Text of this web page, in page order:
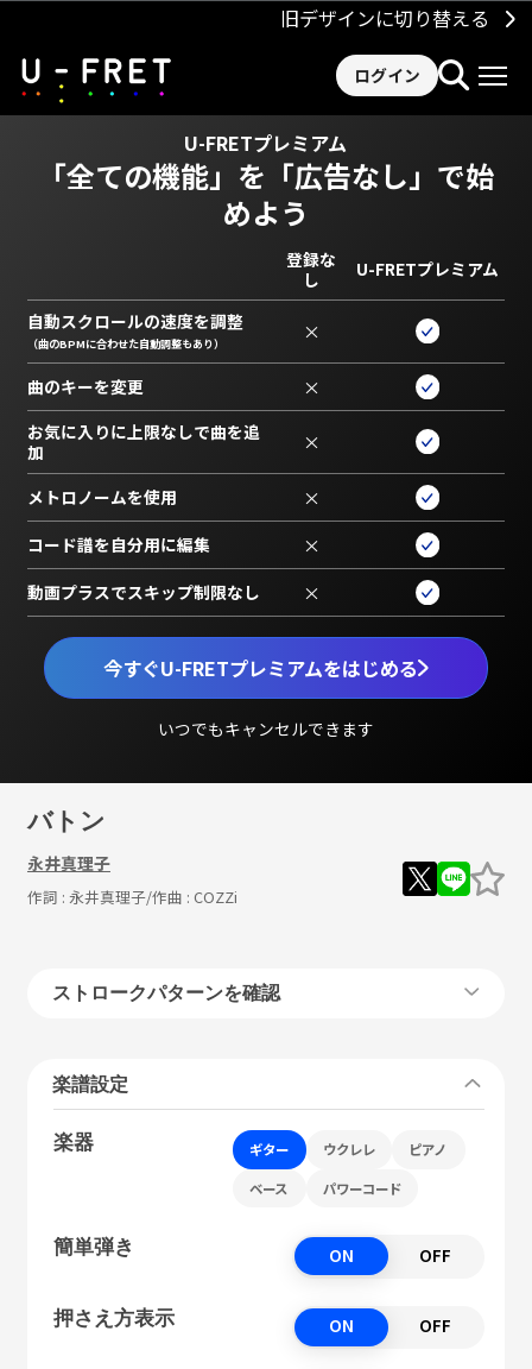
旧デザインに切り替える
ログイン
U-FRETプレミアム
「全ての機能」を 「広告なし」で始
めよう
今すぐU-FRETプレミアムをはじめる
いつでもキャンセルできます
登録な
し
U-FRETプレミアム
自動スクロールの速度を調整
（曲のBPMに合わせた自動調整もあり） ×
曲のキーを変更 ×
お気に入りに上限なしで曲を追
加
×
メトロノームを使用 ×
コード譜を自分用に編集 ×
動画プラスでスキップ制限なし ×
バトン
永井真理子
作詞 : 永井真理子/作曲 : COZZi
ストロークパターンを確認
楽譜設定
楽器 ギター ウクレレ ピアノ
ベース パワーコード
簡単弾き ON OFF
押さえ方表示 ON OFF